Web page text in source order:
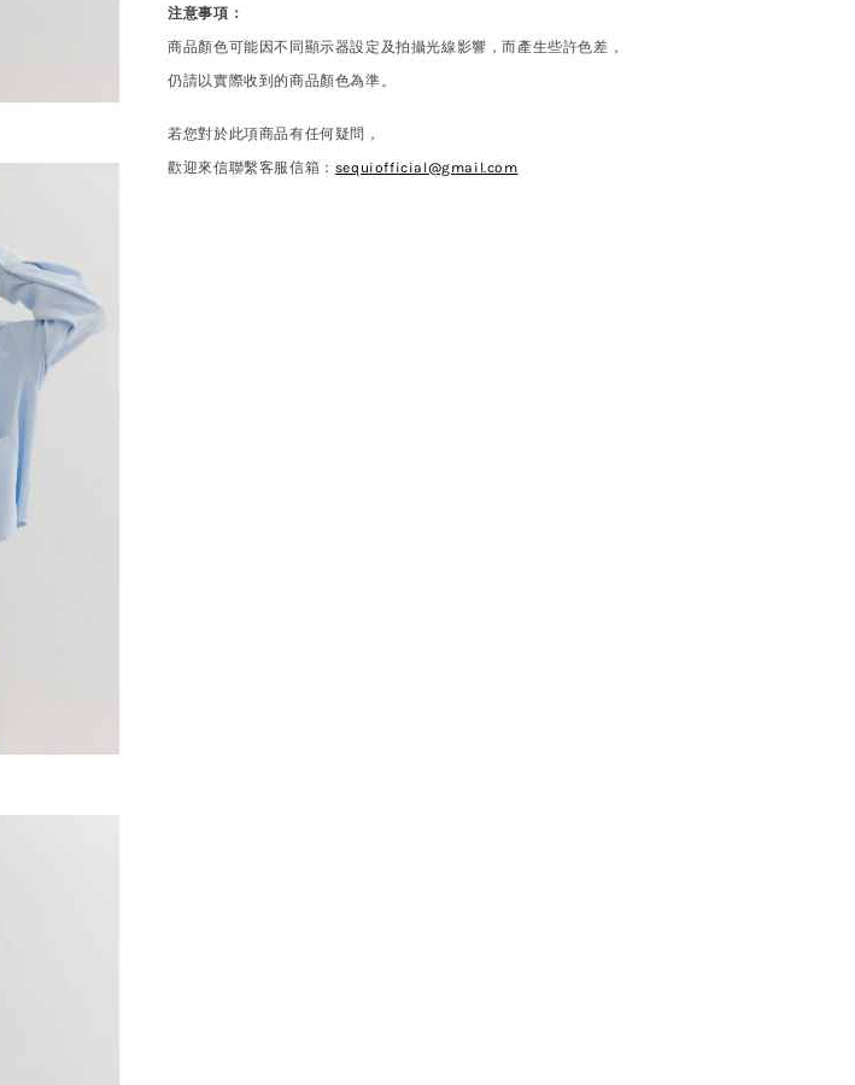
注意事項：
商品顏色可能因不同顯示器設定及拍攝光線影響，而產生些許色差，
仍請以實際收到的商品顏色為準。
若您對於此項商品有任何疑問，
歡迎來信聯繫客服信箱： sequiofficial@gmail.com